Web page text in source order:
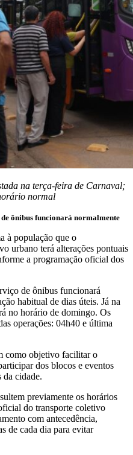
na terça-feira de Carnaval;
normal
ônibus funcionará normalmente
à população que o
urbano terá alterações pontuais
a programação oficial dos
de ônibus funcionará
habitual de dias úteis. Já na
no horário de domingo. Os
operações: 04h40 e última
como objetivo facilitar o
dos blocos e eventos
da cidade.
previamente os horários
do transporte coletivo
com antecedência,
de cada dia para evitar